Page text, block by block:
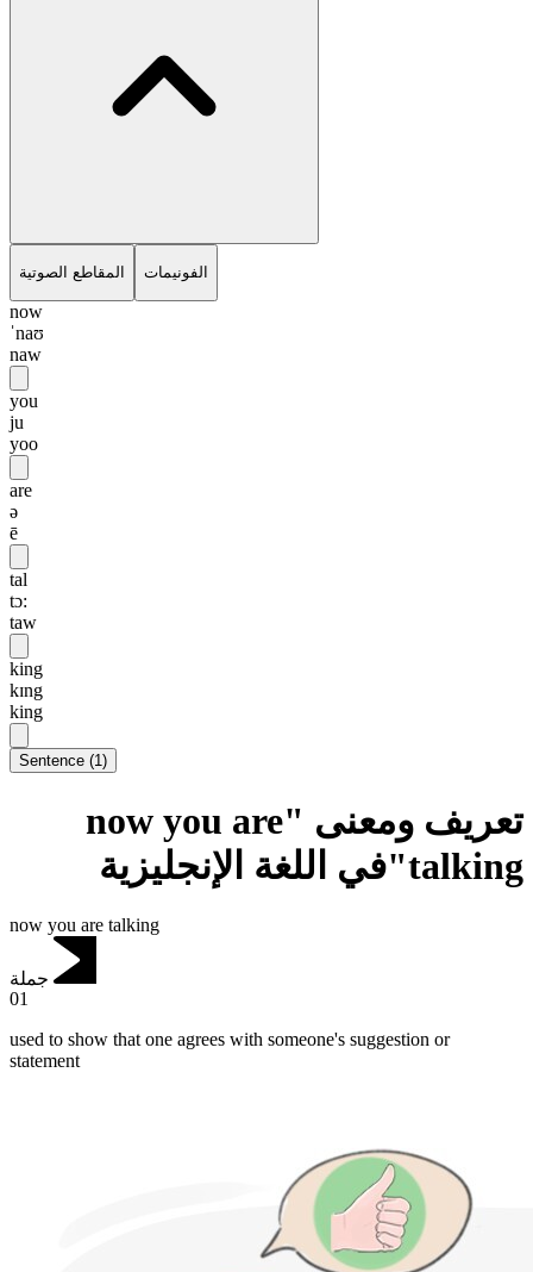
المقاطع الصوتية الفونيمات
now
ˈnaʊ
naw
you
ju
yoo
are
ə
ē
tal
tɔ:
taw
king
kɪng
king
Sentence (1)
تعريف ومعنى "now you are
talking"في اللغة الإنجليزية
now you are talking
جملة
01
used to show that one agrees with someone's suggestion or
statement